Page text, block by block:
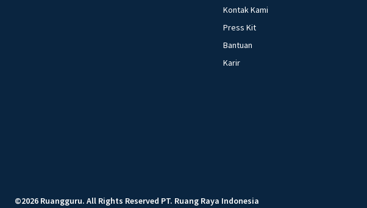
Kontak Kami
Press Kit
Bantuan
Karir
©2026 Ruangguru. All Rights Reserved PT. Ruang Raya Indonesia